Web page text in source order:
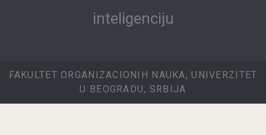
inteligenciju
FAKULTET ORGANIZACIONIH NAUKA, UNIVERZITET
U BEOGRADU, SRBIJA